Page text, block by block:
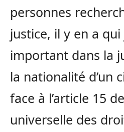
personnes
justice, il y en a
important dans la
la nationalité d’un
face à l’article 15
universelle des